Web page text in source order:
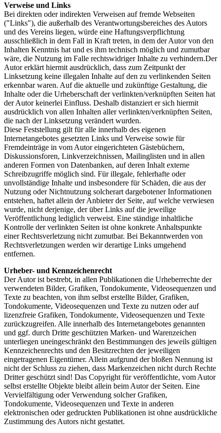
Verweise und Links
Bei direkten oder indirekten Verweisen auf fremde Webseiten
("Links"), die außerhalb des Verantwortungsbereiches des Autors
und des Vereins liegen, würde eine Haftungsverpflichtung
ausschließlich in dem Fall in Kraft treten, in dem der Autor von den
Inhalten Kenntnis hat und es ihm technisch möglich und zumutbar
wäre, die Nutzung im Falle rechtswidriger Inhalte zu verhindern.Der
Autor erklärt hiermit ausdrücklich, dass zum Zeitpunkt der
Linksetzung keine illegalen Inhalte auf den zu verlinkenden Seiten
erkennbar waren. Auf die aktuelle und zukünftige Gestaltung, die
Inhalte oder die Urheberschaft der verlinkten/verknüpften Seiten hat
der Autor keinerlei Einfluss. Deshalb distanziert er sich hiermit
ausdrücklich von allen Inhalten aller verlinkten/verknüpften Seiten,
die nach der Linksetzung verändert wurden.
Diese Feststellung gilt für alle innerhalb des eigenen
Internetangebotes gesetzten Links und Verweise sowie für
Fremdeinträge in vom Autor eingerichteten Gästebüchern,
Diskussionsforen, Linkverzeichnissen, Mailinglisten und in allen
anderen Formen von Datenbanken, auf deren Inhalt externe
Schreibzugriffe möglich sind. Für illegale, fehlerhafte oder
unvollständige Inhalte und insbesondere für Schäden, die aus der
Nutzung oder Nichtnutzung solcherart dargebotener Informationen
entstehen, haftet allein der Anbieter der Seite, auf welche verwiesen
wurde, nicht derjenige, der über Links auf die jeweilige
Veröffentlichung lediglich verweist. Eine ständige inhaltliche
Kontrolle der verlinkten Seiten ist ohne konkrete Anhaltspunkte
einer Rechtsverletzung nicht zumutbar. Bei Bekanntwerden von
Rechtsverletzungen werden wir derartige Links umgehend
entfernen.
Urheber- und Kennzeichenrecht
Der Autor ist bestrebt, in allen Publikationen die Urheberrechte der
verwendeten Bilder, Grafiken, Tondokumente, Videosequenzen und
Texte zu beachten, von ihm selbst erstellte Bilder, Grafiken,
Tondokumente, Videosequenzen und Texte zu nutzen oder auf
lizenzfreie Grafiken, Tondokumente, Videosequenzen und Texte
zurückzugreifen. Alle innerhalb des Internetangebotes genannten
und ggf. durch Dritte geschützten Marken- und Warenzeichen
unterliegen uneingeschränkt den Bestimmungen des jeweils gültigen
Kennzeichenrechts und den Besitzrechten der jeweiligen
eingetragenen Eigentümer. Allein aufgrund der bloßen Nennung ist
nicht der Schluss zu ziehen, dass Markenzeichen nicht durch Rechte
Dritter geschützt sind! Das Copyright für veröffentlichte, vom Autor
selbst erstellte Objekte bleibt allein beim Autor der Seiten. Eine
Vervielfältigung oder Verwendung solcher Grafiken,
Tondokumente, Videosequenzen und Texte in anderen
elektronischen oder gedruckten Publikationen ist ohne ausdrückliche
Zustimmung des Autors nicht gestattet.